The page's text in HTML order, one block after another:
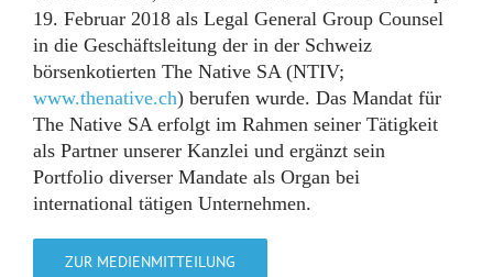
19. Februar 2018 als Legal General Group Counsel
in die Geschäftsleitung der in der Schweiz
börsenkotierten The Native SA (NTIV;
www.thenative.ch) berufen wurde. Das Mandat für
The Native SA erfolgt im Rahmen seiner Tätigkeit
als Partner unserer Kanzlei und ergänzt sein
Portfolio diverser Mandate als Organ bei
international tätigen Unternehmen.
ZUR MEDIENMITTEILUNG